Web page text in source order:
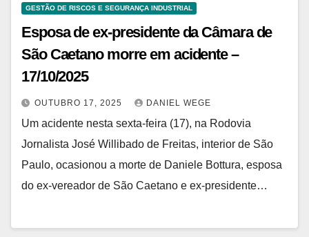
GESTÃO DE RISCOS E SEGURANÇA INDUSTRIAL
Esposa de ex-presidente da Câmara de
São Caetano morre em acidente –
17/10/2025
OUTUBRO 17, 2025 DANIEL WEGE
Um acidente nesta sexta-feira (17), na Rodovia
Jornalista José Willibado de Freitas, interior de São
Paulo, ocasionou a morte de Daniele Bottura, esposa
do ex-vereador de São Caetano e ex-presidente…